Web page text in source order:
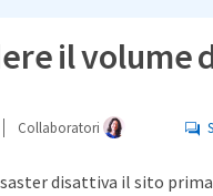
il volume
Collaboratori
disattiva il sito